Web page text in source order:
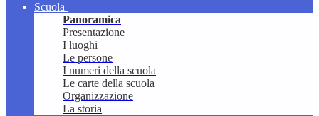
Scuola
Panoramica
Presentazione
I luoghi
Le persone
I numeri della scuola
Le carte della scuola
Organizzazione
La storia